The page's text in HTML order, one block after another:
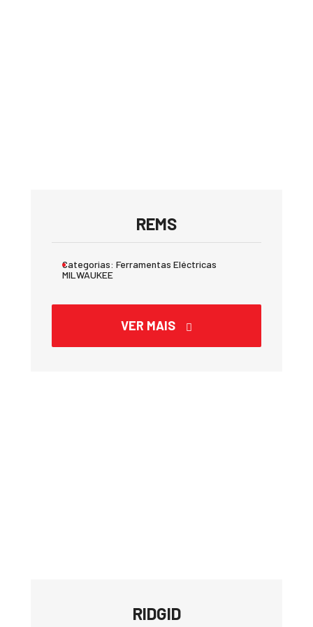
REMS
Categorias: Ferramentas Eléctricas
MILWAUKEE
VER MAIS
RIDGID